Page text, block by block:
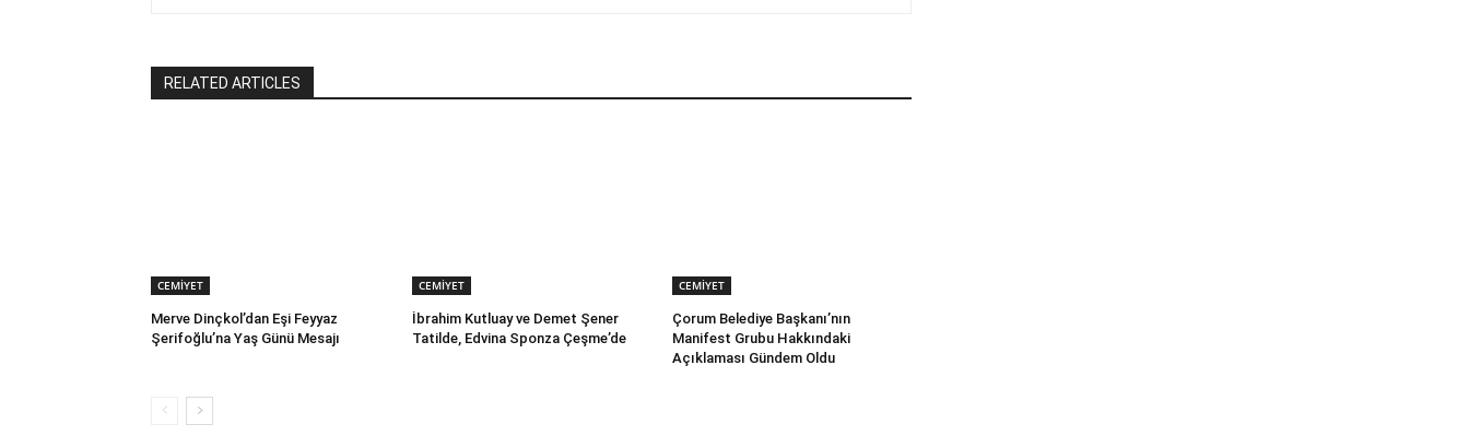
RELATED ARTICLES
CEMİYET
Merve Dinçkol’dan Eşi Feyyaz
Şerifoğlu’na Yaş Günü Mesajı
CEMİYET
İbrahim Kutluay ve Demet Şener
Tatilde, Edvina Sponza Çeşme’de
CEMİYET
Çorum Belediye Başkanı’nın
Manifest Grubu Hakkındaki
Açıklaması Gündem Oldu